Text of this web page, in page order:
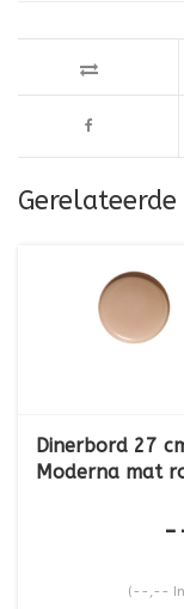
Dinerbord 27
Moderna mat
(--,--